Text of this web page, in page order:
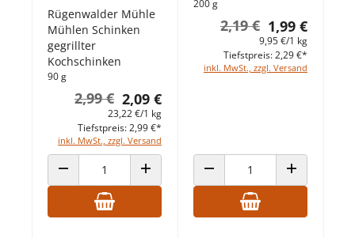
Rügenwalder Mühle
Mühlen Schinken
gegrillter
Kochschinken
90 g
2,09 €
2,99 €
23,22 €/1 kg
inkl. MwSt., zzgl. Versand
Tiefstpreis: 2,99 €*
ANZAHL VERRINGERNANZAHL ERHÖHEN
200 g
1,99 €
2,19 €
9,95 €/1 kg
inkl. MwSt., zzgl. Versand
Tiefstpreis: 2,29 €*
ANZAHL VERRINGERNANZAHL